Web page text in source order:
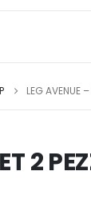
LEG AVENUE
2